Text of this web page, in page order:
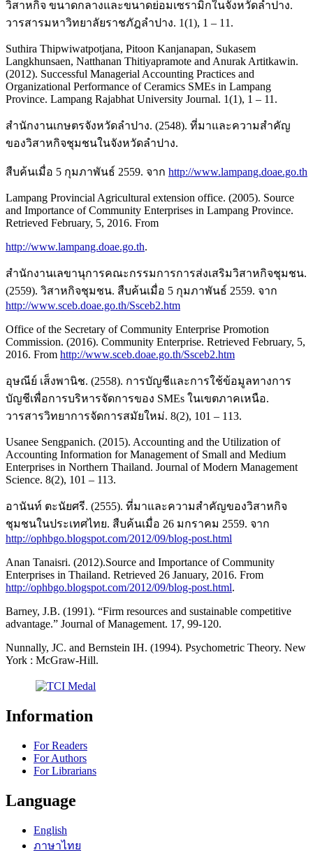
วิสาหกิจ ขนาดกลางและขนาดย่อมเซรามิกในจังหวัดลำปาง.
วารสารมหาวิทยาลัยราชภัฎลำปาง. 1(1), 1 – 11.
Suthira Thipwiwatpotjana, Pitoon Kanjanapan, Sukasem
Langkhunsaen, Natthanan Thitiyapramote and Anurak Artitkawin.
(2012). Successful Managerial Accounting Practices and
Organizational Performance of Ceramics SMEs in Lampang
Province. Lampang Rajabhat University Journal. 1(1), 1 – 11.
สำนักงานเกษตรจังหวัดลำปาง. (2548). ที่มาและความสำคัญ
ของวิสาหกิจชุมชนในจังหวัดลำปาง.
สืบค้นเมื่อ 5 กุมภาพันธ์ 2559. จาก http://www.lampang.doae.go.th
Lampang Provincial Agricultural extension office. (2005). Source
and Importance of Community Enterprises in Lampang Province.
Retrieved February, 5, 2016. From
http://www.lampang.doae.go.th.
สำนักงานเลขานุการคณะกรรมการการส่งเสริมวิสาหกิจชุมชน.
(2559). วิสาหกิจชุมชน. สืบค้นเมื่อ 5 กุมภาพันธ์ 2559. จาก
http://www.sceb.doae.go.th/Ssceb2.htm
Office of the Secretary of Community Enterprise Promotion
Commission. (2016). Community Enterprise. Retrieved February, 5,
2016. From http://www.sceb.doae.go.th/Ssceb2.htm
อุษณีย์ เส็งพานิช. (2558). การบัญชีและการใช้ข้อมูลทางการ
บัญชีเพื่อการบริหารจัดการของ SMEs ในเขตภาคเหนือ.
วารสารวิทยาการจัดการสมัยใหม่. 8(2), 101 – 113.
Usanee Sengpanich. (2015). Accounting and the Utilization of
Accounting Information for Management of Small and Medium
Enterprises in Northern Thailand. Journal of Modern Management
Science. 8(2), 101 – 113.
อานันท์ ตะนัยศรี. (2555). ที่มาและความสำคัญของวิสาหกิจ
ชุมชนในประเทศไทย. สืบค้นเมื่อ 26 มกราคม 2559. จาก
http://ophbgo.blogspot.com/2012/09/blog-post.html
Anan Tanaisri. (2012).Source and Importance of Community
Enterprises in Thailand. Retrieved 26 January, 2016. From
http://ophbgo.blogspot.com/2012/09/blog-post.html.
Barney, J.B. (1991). “Firm resources and sustainable competitive
advantage.” Journal of Management. 17, 99-120.
Nunnally, JC. and Bernstein IH. (1994). Psychometric Theory. New
York : McGraw-Hill.
Information
For Readers
For Authors
For Librarians
Language
English
ภาษาไทย